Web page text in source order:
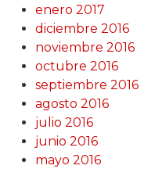
enero 2017
diciembre 2016
noviembre 2016
octubre 2016
septiembre 2016
agosto 2016
julio 2016
junio 2016
mayo 2016